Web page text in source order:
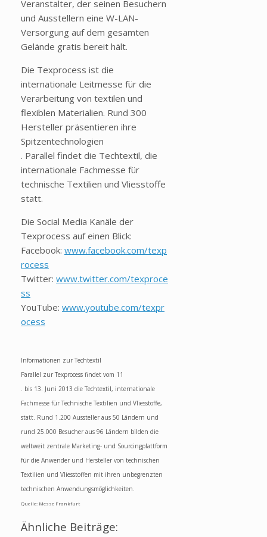
Veranstalter, der seinen Besuchern
und Ausstellern eine W-LAN-
Versorgung auf dem gesamten
Gelände gratis bereit hält.
Die Texprocess ist die
internationale Leitmesse für die
Verarbeitung von textilen und
flexiblen Materialien. Rund 300
Hersteller präsentieren ihre
Spitzentechnologien
. Parallel findet die Techtextil, die
internationale Fachmesse für
technische Textilien und Vliesstoffe
statt.
Die Social Media Kanäle der
Texprocess auf einen Blick:
Facebook: www.facebook.com/texp
rocess
Twitter: www.twitter.com/texproce
ss
YouTube: www.youtube.com/texpr
ocess
Informationen zur Techtextil
Parallel zur Texprocess findet vom 11
. bis 13. Juni 2013 die Techtextil, internationale
Fachmesse für Technische Textilien und Vliesstoffe,
statt. Rund 1.200 Aussteller aus 50 Ländern und
rund 25.000 Besucher aus 96 Ländern bilden die
weltweit zentrale Marketing- und Sourcingplattform
für die Anwender und Hersteller von technischen
Textilien und Vliesstoffen mit ihren unbegrenzten
technischen Anwendungsmöglichkeiten.
Quelle: Messe Frankfurt
Ähnliche Beiträge: